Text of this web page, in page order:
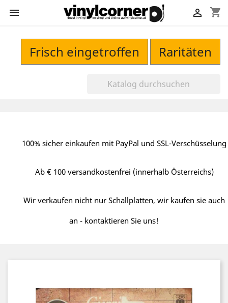
 shopping_cart

Frisch eingetroffen Raritäten
100% sicher einkaufen mit PayPal und SSL-Verschüsselung
Ab € 100 versandkostenfrei (innerhalb Österreichs)
Wir verkaufen nicht nur Schallplatten, wir kaufen sie auch
an - kontaktieren Sie uns!